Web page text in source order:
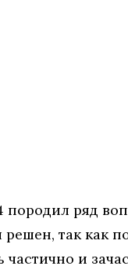
ряд
так как
и